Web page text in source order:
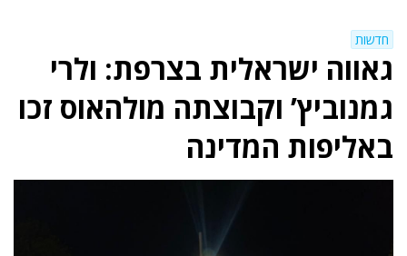
חדשות
גאווה ישראלית בצרפת: ולרי
גמנוביץ’ וקבוצתה מולהאוס זכו
באליפות המדינה